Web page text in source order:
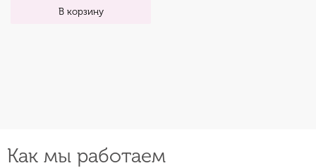
В корзину
Как мы работаем